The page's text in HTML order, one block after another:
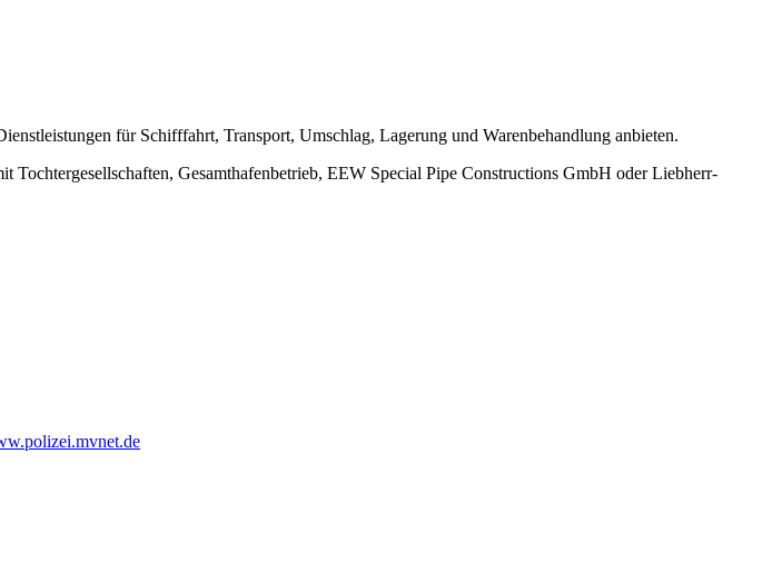
für Schifffahrt, Transport, Umschlag, Lagerung und Warenbehandlung anbieten.
Gesamthafenbetrieb, EEW Special Pipe Constructions GmbH oder Liebherr-